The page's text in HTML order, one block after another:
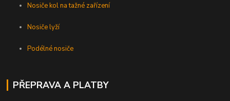
Nosiče kol na tažné zařízení
Nosiče lyží
Podélné nosiče
PŘEPRAVA A PLATBY